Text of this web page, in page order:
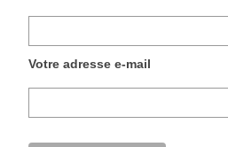
Votre adresse e-mail